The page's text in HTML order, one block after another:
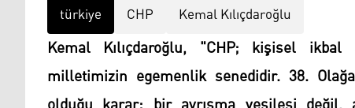
türkiye CHP Kemal Kılıçdaroğlu
Kemal Kılıçdaroğlu, "CHP; kişisel ikbal
milletimizin egemenlik senedidir. 38.